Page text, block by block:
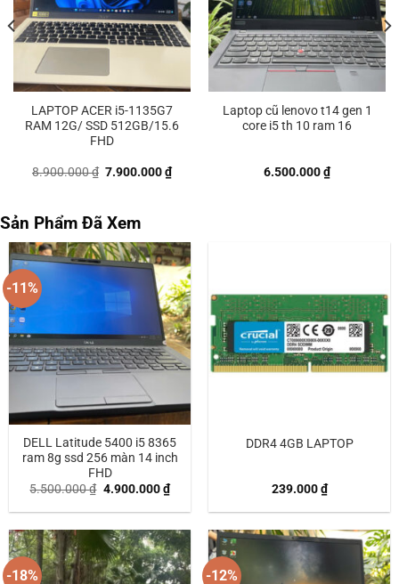
LAPTOP ACER i5-1135G7
RAM 12G/ SSD 512GB/15.6
FHD
8.900.000₫ Giá
7.900.000₫Giá
hiện
Laptop cũ lenovo t14 gen 1
core i5 th 10 ram 16
6.500.000₫
₫.
Sản Phẩm Đã Xem
-11%
DELL Latitude 5400 i5 8365
ram 8g ssd 256 màn 14 inch
FHD
5.500.000₫ Giá
là:
4.900.000₫Giá
hiện
tại
4.900.000 ₫.
DDR4 4GB LAPTOP
239.000₫
-18% -12%